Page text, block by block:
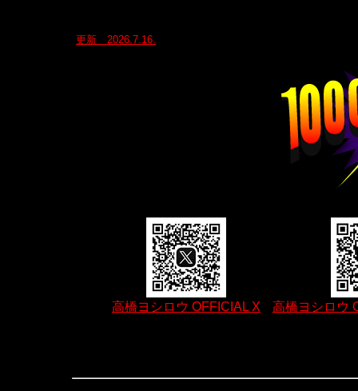
更新 2026.7.16.
高橋ヨシロウ OFFICIAL X 高橋ヨシロウ